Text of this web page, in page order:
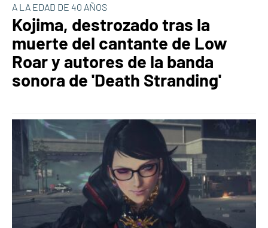
A LA EDAD DE 40 AÑOS
Kojima, destrozado tras la
muerte del cantante de Low
Roar y autores de la banda
sonora de 'Death Stranding'